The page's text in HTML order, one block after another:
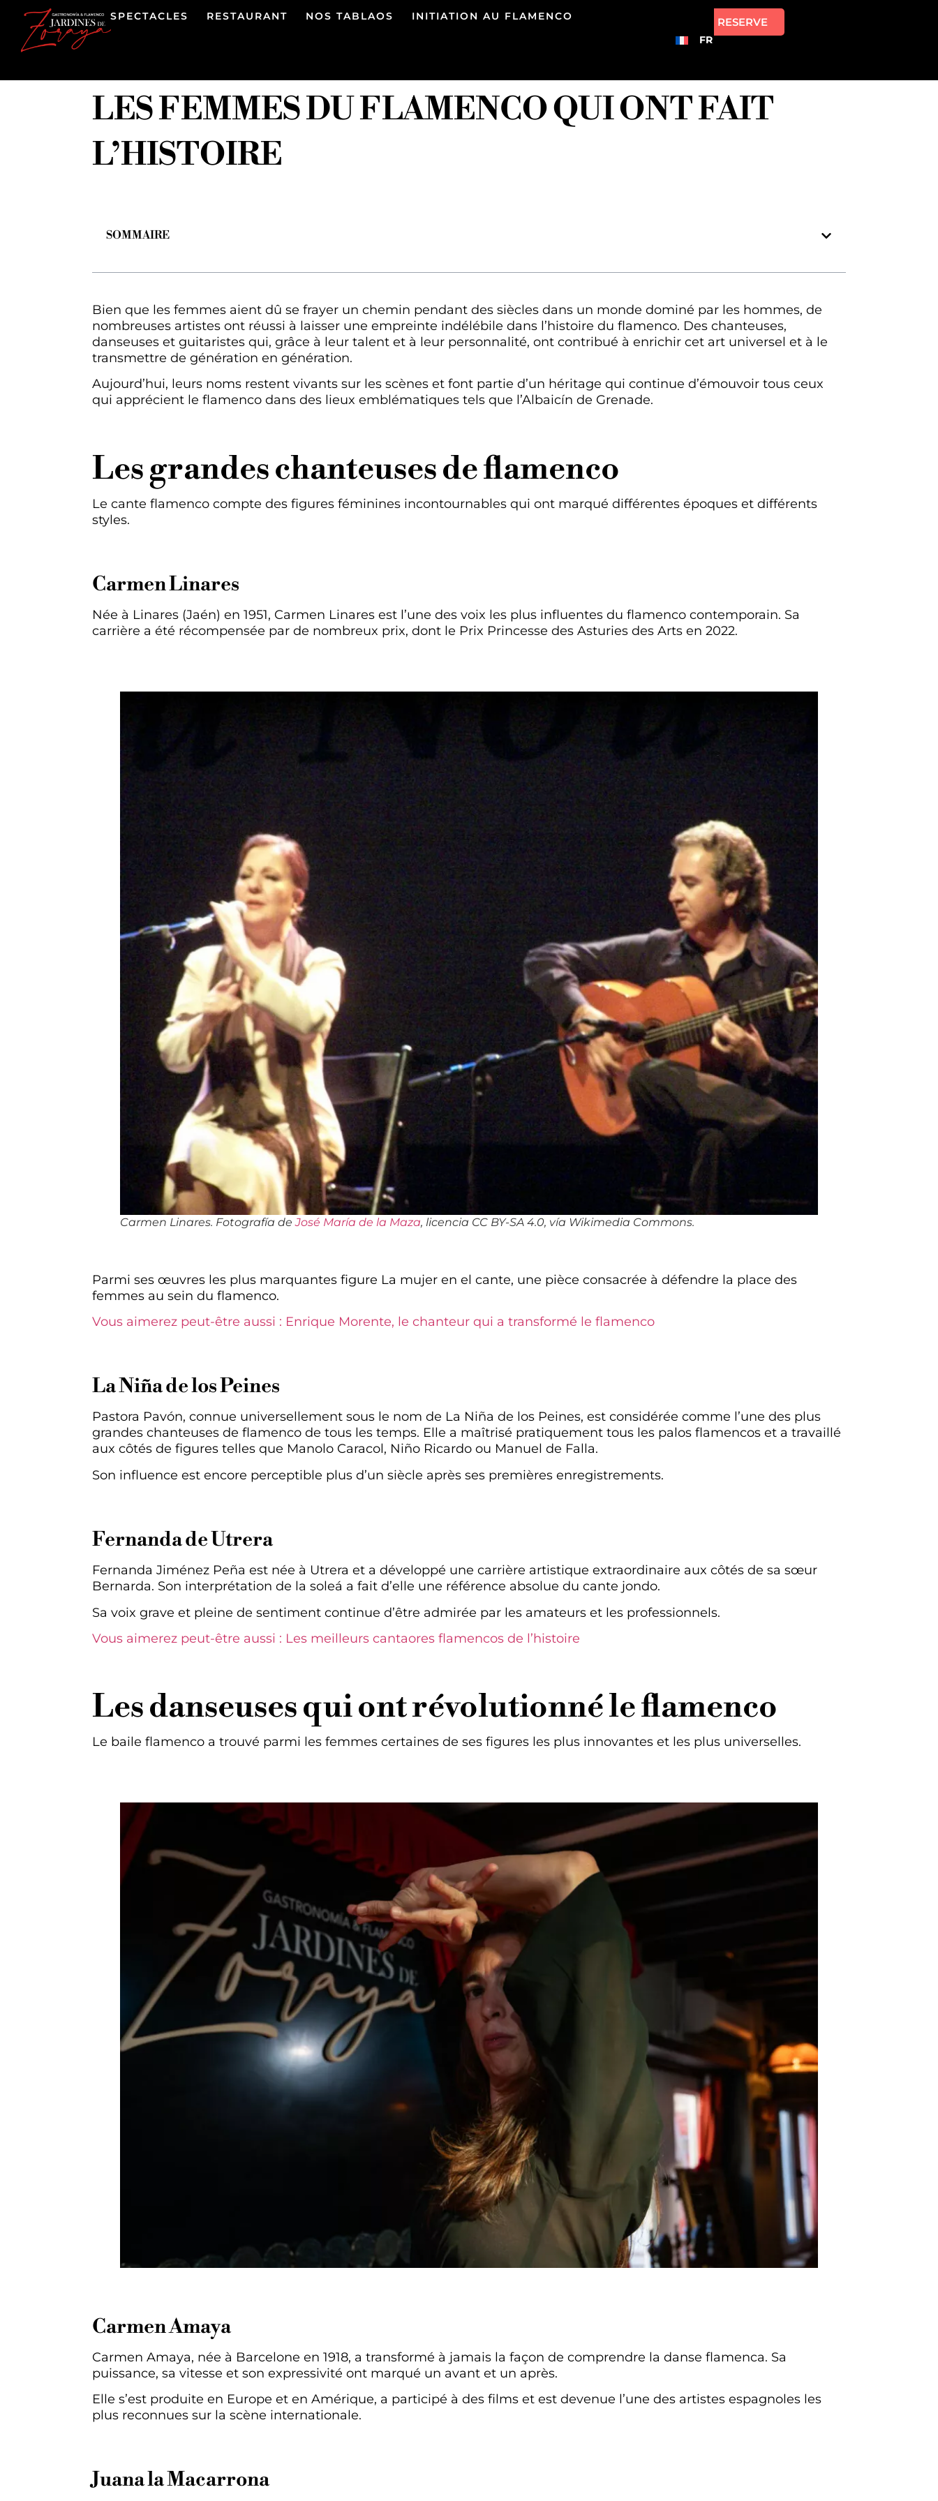
SPECTACLES RESTAURANT NOS TABLAOS
INITIATION AU FLAMENCO
FR
RESERVE
LES FEMMES DU FLAMENCO QUI ONT FAIT
L’HISTOIRE
SOMMAIRE
Bien que les femmes aient dû se frayer un chemin pendant des siècles dans un monde dominé par les hommes, de
nombreuses artistes ont réussi à laisser une empreinte indélébile dans l’histoire du flamenco. Des chanteuses,
danseuses et guitaristes qui, grâce à leur talent et à leur personnalité, ont contribué à enrichir cet art universel et à le
transmettre de génération en génération.
Aujourd’hui, leurs noms restent vivants sur les scènes et font partie d’un héritage qui continue d’émouvoir tous ceux
qui apprécient le flamenco dans des lieux emblématiques tels que l’Albaicín de Grenade.
Les grandes chanteuses de flamenco
Le cante flamenco compte des figures féminines incontournables qui ont marqué différentes époques et différents
styles.
Carmen Linares
Née à Linares (Jaén) en 1951, Carmen Linares est l’une des voix les plus influentes du flamenco contemporain. Sa
carrière a été récompensée par de nombreux prix, dont le Prix Princesse des Asturies des Arts en 2022.
Carmen Linares. Fotografía deJosé María de la Maza, licencia CC BY-SA 4.0, vía Wikimedia Commons.
Parmi ses œuvres les plus marquantes figure La mujer en el cante, une pièce consacrée à défendre la place des
femmes au sein du flamenco.
Vous aimerez peut-être aussi : Enrique Morente, le chanteur qui a transformé le flamenco
La Niña de los Peines
Pastora Pavón, connue universellement sous le nom de La Niña de los Peines, est considérée comme l’une des plus
grandes chanteuses de flamenco de tous les temps. Elle a maîtrisé pratiquement tous les palos flamencos et a travaillé
aux côtés de figures telles que Manolo Caracol, Niño Ricardo ou Manuel de Falla.
Son influence est encore perceptible plus d’un siècle après ses premières enregistrements.
Fernanda de Utrera
Fernanda Jiménez Peña est née à Utrera et a développé une carrière artistique extraordinaire aux côtés de sa sœur
Bernarda. Son interprétation de la soleá a fait d’elle une référence absolue du cante jondo.
Sa voix grave et pleine de sentiment continue d’être admirée par les amateurs et les professionnels.
Vous aimerez peut-être aussi : Les meilleurs cantaores flamencos de l’histoire
Les danseuses qui ont révolutionné le flamenco
Le baile flamenco a trouvé parmi les femmes certaines de ses figures les plus innovantes et les plus universelles.
Carmen Amaya
Carmen Amaya, née à Barcelone en 1918, a transformé à jamais la façon de comprendre la danse flamenca. Sa
puissance, sa vitesse et son expressivité ont marqué un avant et un après.
Elle s’est produite en Europe et en Amérique, a participé à des films et est devenue l’une des artistes espagnoles les
plus reconnues sur la scène internationale.
Juana la Macarrona